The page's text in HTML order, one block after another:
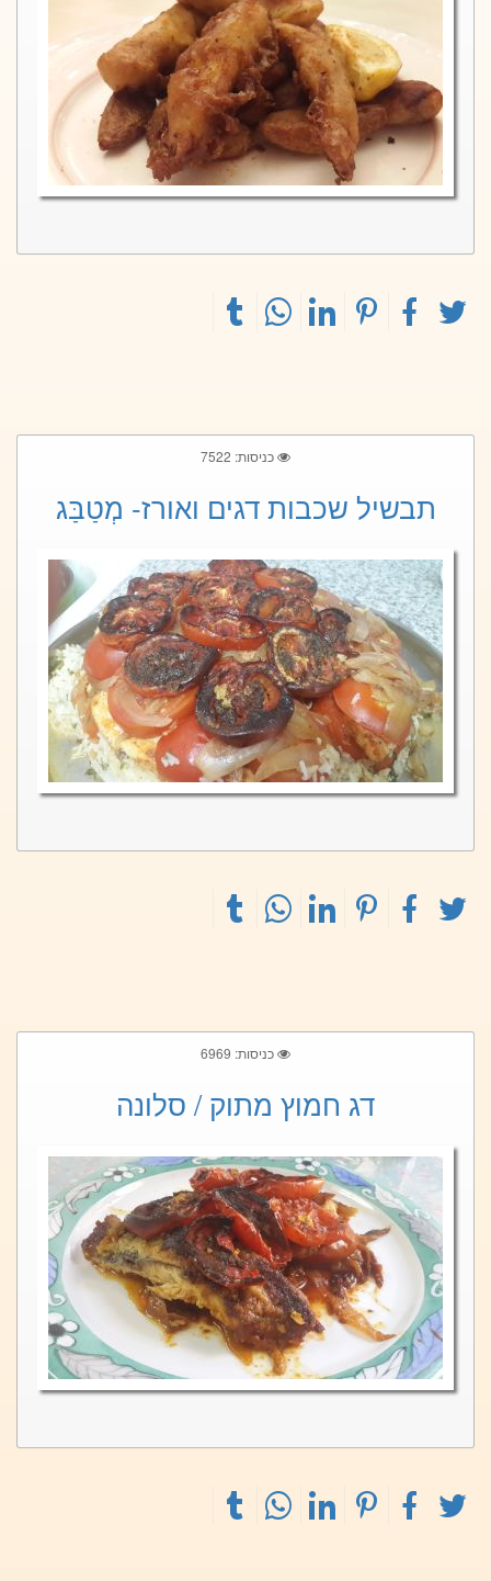
כניסות: 7522
תבשיל שכבות דגים ואורז- מְטַבַּג
כניסות: 6969
דג חמוץ מתוק / סלונה